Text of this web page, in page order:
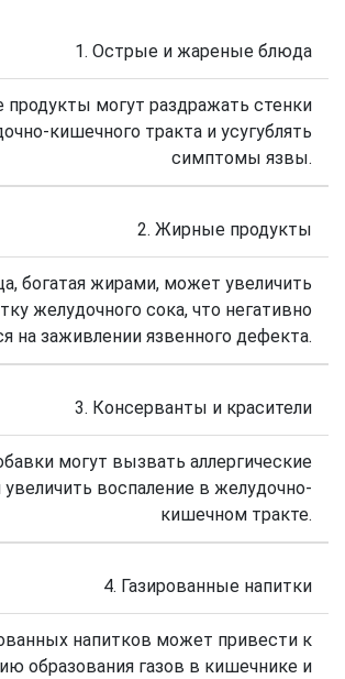
1. Острые и жареные блюда
продукты могут раздражать стенки
кишечного тракта и усугублять
симптомы язвы.
2. Жирные продукты
богатая жирами, может увеличить
желудочного сока, что негативно
на заживлении язвенного дефекта.
3. Консерванты и красители
могут вызвать аллергические
увеличить воспаление в желудочно-
кишечном тракте.
4. Газированные напитки
напитков может привести к
образования газов в кишечнике и